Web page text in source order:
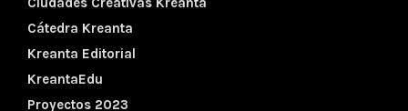
Cátedra Kreanta
Kreanta Editorial
KreantaEdu
Proyectos 2023